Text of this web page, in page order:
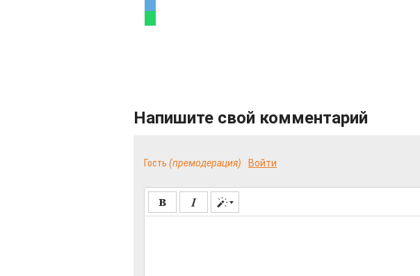
Напишите свой комментарий
Гость (премодерация) Войти